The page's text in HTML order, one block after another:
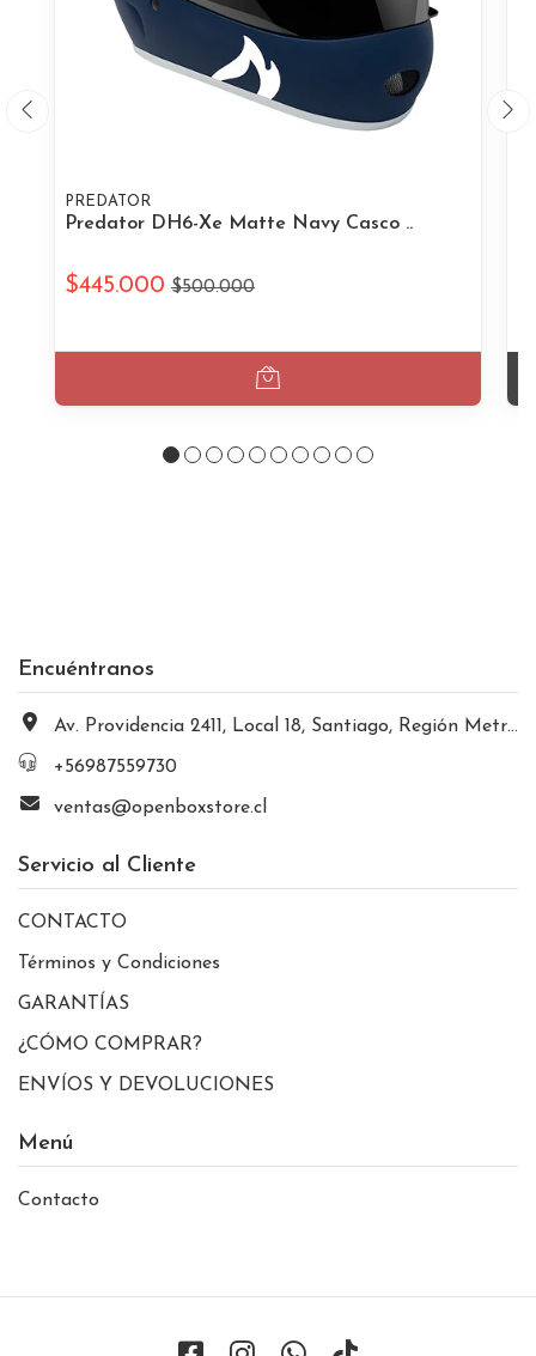
PREDATOR
Predator DH6-Xe Matte Navy Casco ..
$445.000 $500.000
Encuéntranos
Av. Providencia 2411, Local 18, Santiago, Región Metropolitana, Chile
+56987559730
ventas@openboxstore.cl
Servicio al Cliente
CONTACTO
Términos y Condiciones
GARANTÍAS
¿CÓMO COMPRAR?
ENVÍOS Y DEVOLUCIONES
Menú
Contacto